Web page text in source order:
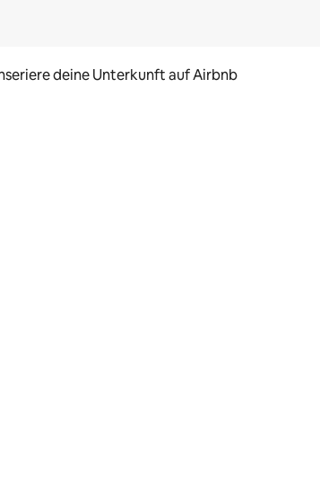
deine Unterkunft auf Airbnb